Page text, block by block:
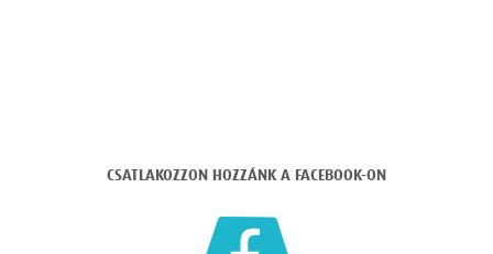
CSATLAKOZZON HOZZÁNK A FACEBOOK-ON